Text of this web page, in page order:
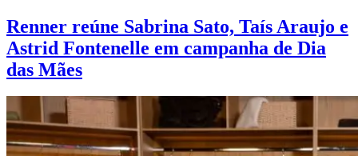
Renner reúne Sabrina Sato, Taís Araujo e
Astrid Fontenelle em campanha de Dia
das Mães